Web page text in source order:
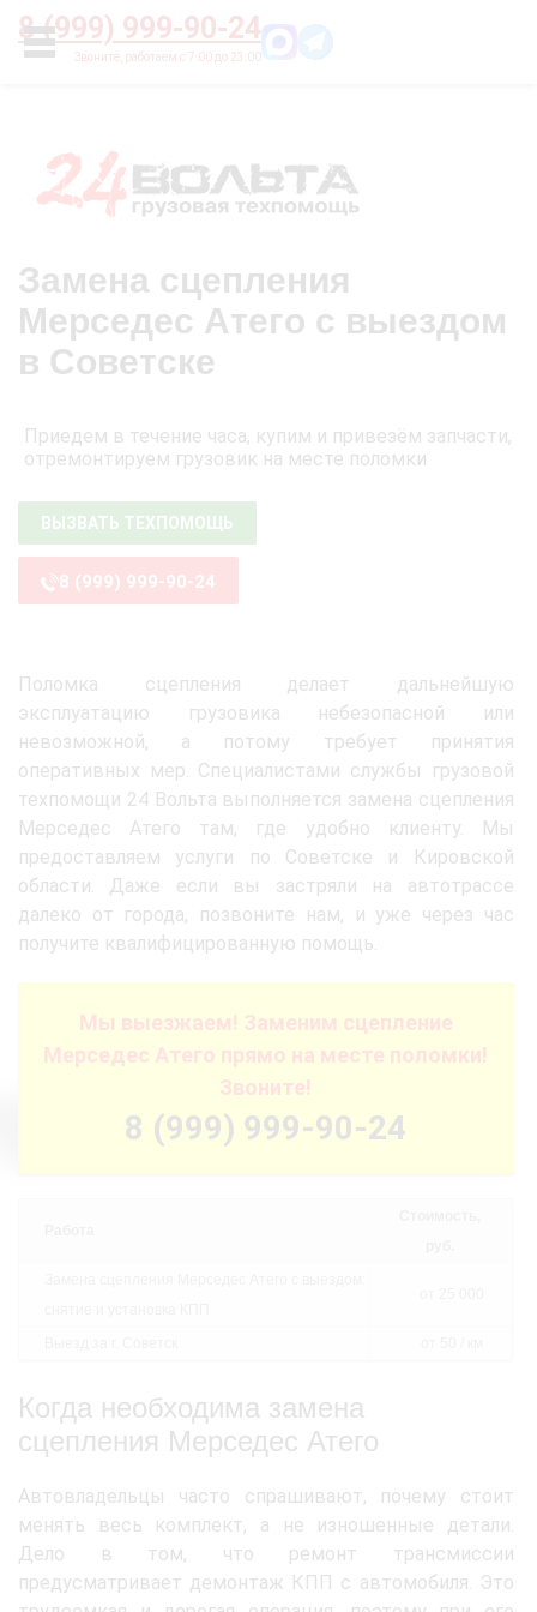
8 (999) 999-90-24
УСЛУГИ
Главная О нас Цены
Замена сцепления
Мерседес Атего с выездом
в Советске
Приедем в течение часа, купим и привезём запчасти,
отремонтируем грузовик на месте поломки
ВЫЗВАТЬ ТЕХПОМОЩЬ
8 (999) 999-90-24
Поломка сцепления делает дальнейшую
эксплуатацию грузовика небезопасной или
невозможной, а потому требует принятия
оперативных мер. Специалистами службы грузовой
техпомощи 24 Вольта выполняется замена сцепления
Мерседес Атего там, где удобно клиенту. Мы
предоставляем услуги по Советске и Кировской
области. Даже если вы застряли на автотрассе
далеко от города, позвоните нам, и уже через час
получите квалифицированную помощь.
Мы выезжаем! Заменим сцепление
Мерседес Атего прямо на месте поломки!
Звоните!
8 (999) 999-90-24
Когда необходима замена
сцепления Мерседес Атего
Автовладельцы часто спрашивают, почему стоит
менять весь комплект, а не изношенные детали.
Дело в том, что ремонт трансмиссии
предусматривает демонтаж КПП с автомобиля. Это